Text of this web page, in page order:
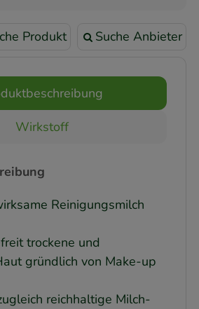
Produkt Suche Anbieter
Wirkstoff
Reinigungsmilch
trockene und
gründlich von Make-up
reichhaltige Milch-